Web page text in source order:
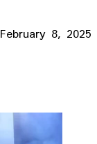
February 8, 2025